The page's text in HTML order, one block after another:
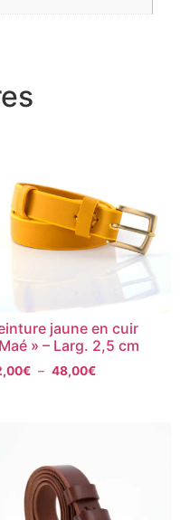
jaune en cuir
» – Larg. 2,5 cm
€ – 48,00€